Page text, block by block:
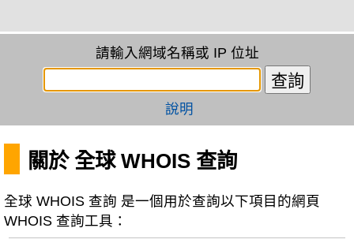
請輸入網域名稱或 IP 位址
說明
關於 全球 WHOIS 查詢
全球 WHOIS 查詢 是一個用於查詢以下項目的網頁
WHOIS 查詢工具：